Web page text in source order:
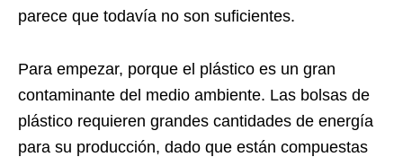
parece que todavía no son suficientes.
Para empezar, porque el plástico es un gran
contaminante del medio ambiente. Las bolsas de
plástico requieren grandes cantidades de energía
para su producción, dado que están compuestas